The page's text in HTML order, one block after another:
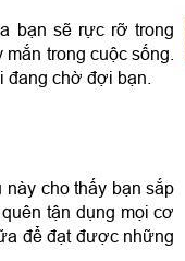
bạn sẽ rực rỡ trong
trong cuộc sống.
chờ đợi bạn.
cho thấy bạn sắp
tận dụng mọi cơ
để đạt được những